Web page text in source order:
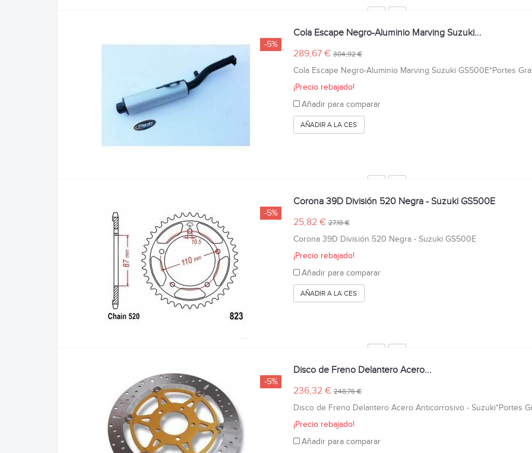
-5%
Cola Escape Negro-Aluminio Marving Suzuki...
289,67 €304,92 €
Cola Escape Negro-Aluminio Marving Suzuki GS500E*Portes
¡Precio rebajado!
Añadir para comparar
AÑADIR A LA CESTA
-5%
Corona 39D División 520 Negra - Suzuki GS500E
25,82 €27,18 €
Corona 39D División 520 Negra - Suzuki GS500E
¡Precio rebajado!
Añadir para comparar
AÑADIR A LA CESTA
-5%
Disco de Freno Delantero Acero...
236,32 €248,76 €
Disco de Freno Delantero Acero Anticorrosivo - Suzuki*Portes
¡Precio rebajado!
Añadir para comparar